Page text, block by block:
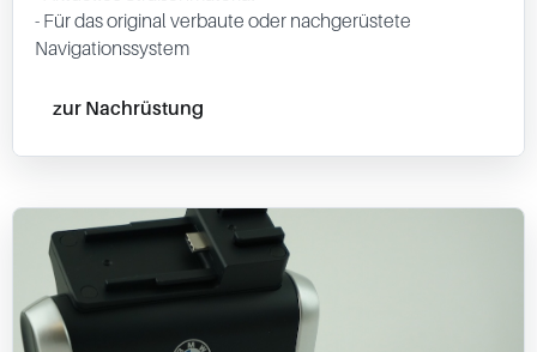
- Für das original verbaute oder nachgerüstete
Navigationssystem
zur Nachrüstung